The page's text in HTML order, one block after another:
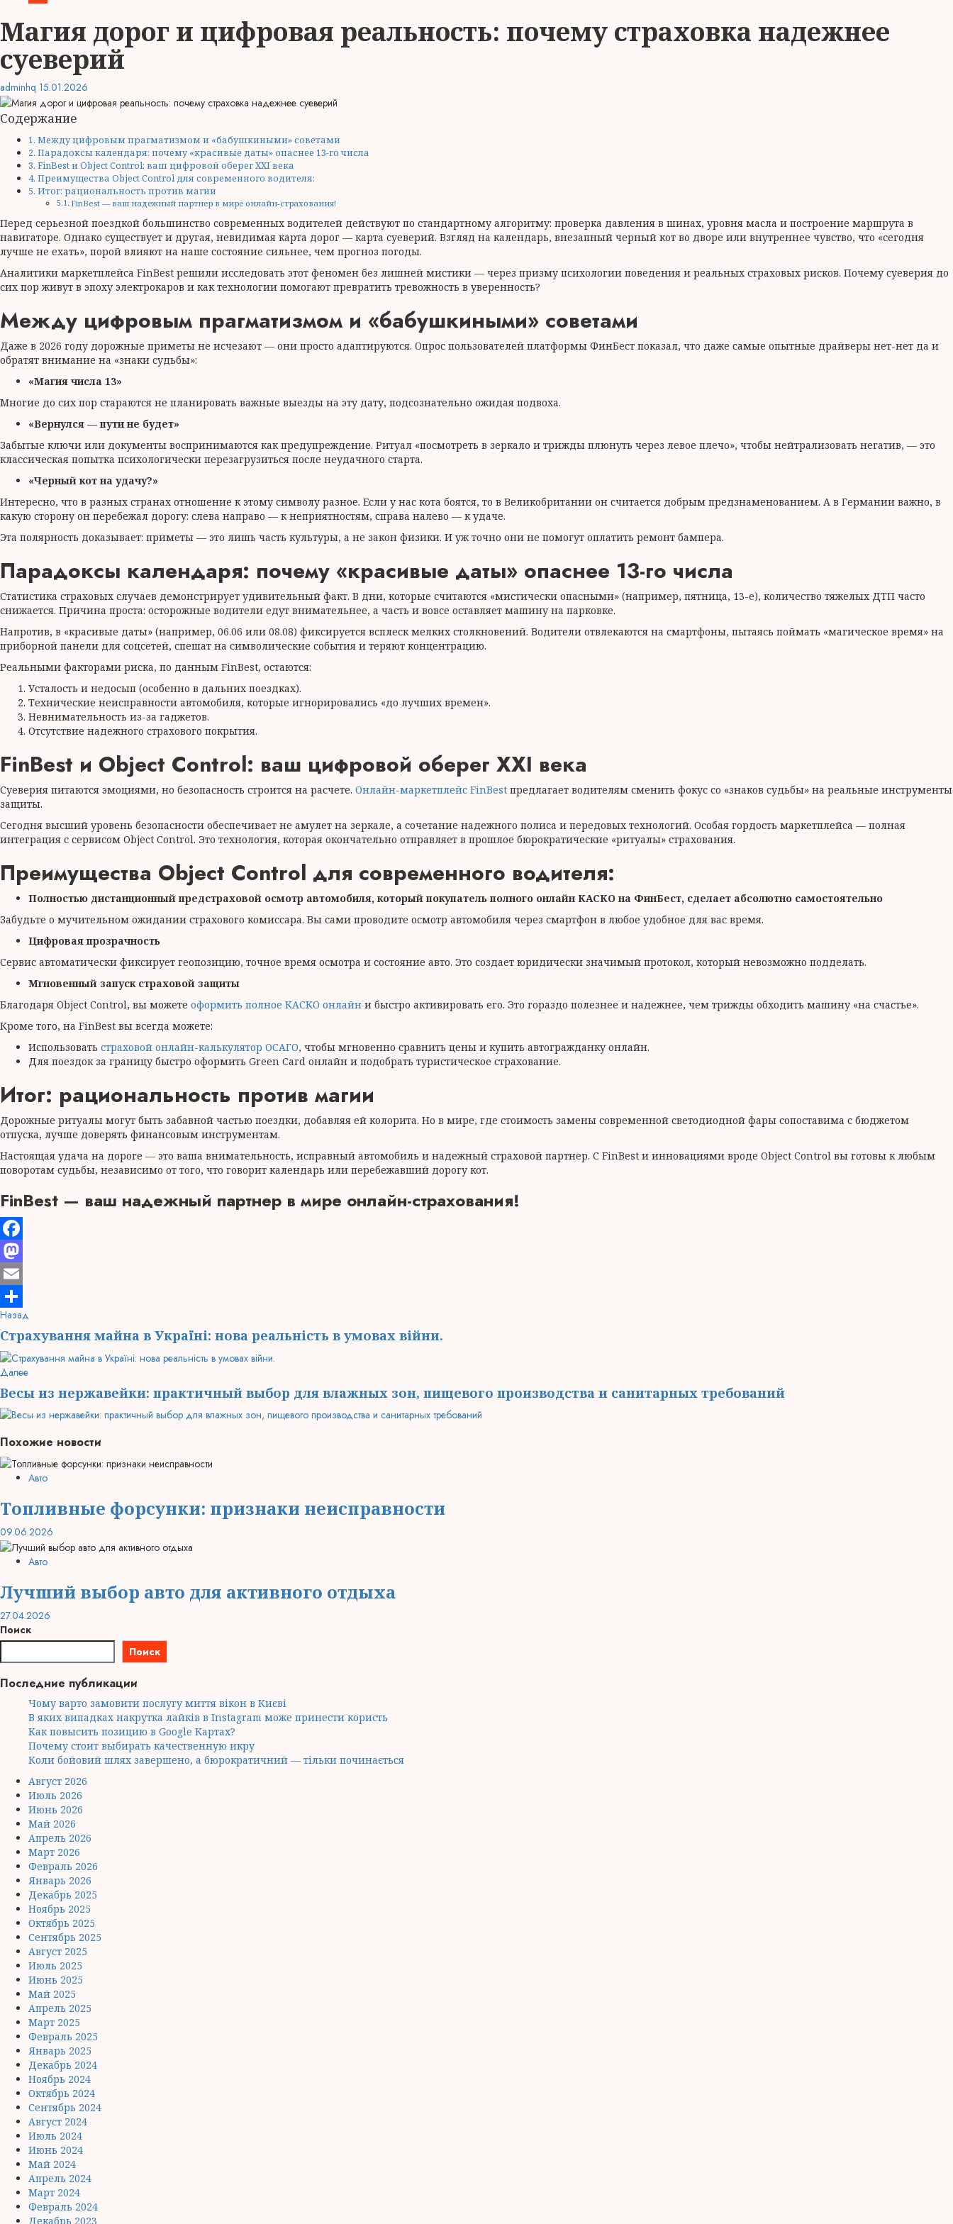
Магия дорог и цифровая реальность: почему страховка надежнее
суеверий
adminhq 15.01.2026
Содержание
Между цифровым прагматизмом и «бабушкиными» советами
Парадоксы календаря: почему «красивые даты» опаснее 13-го числа
FinBest и Object Control: ваш цифровой оберег XXI века
Преимущества Object Control для современного водителя:
Итог: рациональность против магии
FinBest — ваш надежный партнер в мире онлайн-страхования!
Перед серьезной поездкой большинство современных водителей действуют по стандартному алгоритму: проверка давления в шинах, уровня масла и построение маршрута в
навигаторе. Однако существует и другая, невидимая карта дорог — карта суеверий. Взгляд на календарь, внезапный черный кот во дворе или внутреннее чувство, что «сегодня
лучше не ехать», порой влияют на наше состояние сильнее, чем прогноз погоды.
Аналитики маркетплейса FinBest решили исследовать этот феномен без лишней мистики — через призму психологии поведения и реальных страховых рисков. Почему суеверия до
сих пор живут в эпоху электрокаров и как технологии помогают превратить тревожность в уверенность?
Между цифровым прагматизмом и «бабушкиными» советами
Даже в 2026 году дорожные приметы не исчезают — они просто адаптируются. Опрос пользователей платформы ФинБест показал, что даже самые опытные драйверы нет-нет да и
обратят внимание на «знаки судьбы»:
«Магия числа 13»
Многие до сих пор стараются не планировать важные выезды на эту дату, подсознательно ожидая подвоха.
«Вернулся — пути не будет»
Забытые ключи или документы воспринимаются как предупреждение. Ритуал «посмотреть в зеркало и трижды плюнуть через левое плечо», чтобы нейтрализовать негатив, — это
классическая попытка психологически перезагрузиться после неудачного старта.
«Черный кот на удачу?»
Интересно, что в разных странах отношение к этому символу разное. Если у нас кота боятся, то в Великобритании он считается добрым предзнаменованием. А в Германии важно, в
какую сторону он перебежал дорогу: слева направо — к неприятностям, справа налево — к удаче.
Эта полярность доказывает: приметы — это лишь часть культуры, а не закон физики. И уж точно они не помогут оплатить ремонт бампера.
Парадоксы календаря: почему «красивые даты» опаснее 13-го числа
Статистика страховых случаев демонстрирует удивительный факт. В дни, которые считаются «мистически опасными» (например, пятница, 13-е), количество тяжелых ДТП часто
снижается. Причина проста: осторожные водители едут внимательнее, а часть и вовсе оставляет машину на парковке.
Напротив, в «красивые даты» (например, 06.06 или 08.08) фиксируется всплеск мелких столкновений. Водители отвлекаются на смартфоны, пытаясь поймать «магическое время» на
приборной панели для соцсетей, спешат на символические события и теряют концентрацию.
Реальными факторами риска, по данным FinBest, остаются:
Усталость и недосып (особенно в дальних поездках).
Технические неисправности автомобиля, которые игнорировались «до лучших времен».
Невнимательность из-за гаджетов.
Отсутствие надежного страхового покрытия.
FinBest и Object Control: ваш цифровой оберег XXI века
Суеверия питаются эмоциями, но безопасность строится на расчете. Онлайн-маркетплейс FinBest предлагает водителям сменить фокус со «знаков судьбы» на реальные инструменты
защиты.
Сегодня высший уровень безопасности обеспечивает не амулет на зеркале, а сочетание надежного полиса и передовых технологий. Особая гордость маркетплейса — полная
интеграция с сервисом Object Control. Это технология, которая окончательно отправляет в прошлое бюрократические «ритуалы» страхования.
Преимущества Object Control для современного водителя:
Полностью дистанционный предстраховой осмотр автомобиля, который покупатель полного онлайн КАСКО на ФинБест, сделает абсолютно самостоятельно
Забудьте о мучительном ожидании страхового комиссара. Вы сами проводите осмотр автомобиля через смартфон в любое удобное для вас время.
Цифровая прозрачность
Сервис автоматически фиксирует геопозицию, точное время осмотра и состояние авто. Это создает юридически значимый протокол, который невозможно подделать.
Мгновенный запуск страховой защиты
Благодаря Object Control, вы можете оформить полное КАСКО онлайн и быстро активировать его. Это гораздо полезнее и надежнее, чем трижды обходить машину «на счастье».
Кроме того, на FinBest вы всегда можете:
Использовать страховой онлайн-калькулятор ОСАГО, чтобы мгновенно сравнить цены и купить автогражданку онлайн.
Для поездок за границу быстро оформить Green Card онлайн и подобрать туристическое страхование.
Итог: рациональность против магии
Дорожные ритуалы могут быть забавной частью поездки, добавляя ей колорита. Но в мире, где стоимость замены современной светодиодной фары сопоставима с бюджетом
отпуска, лучше доверять финансовым инструментам.
Настоящая удача на дороге — это ваша внимательность, исправный автомобиль и надежный страховой партнер. С FinBest и инновациями вроде Object Control вы готовы к любым
поворотам судьбы, независимо от того, что говорит календарь или перебежавший дорогу кот.
FinBest — ваш надежный партнер в мире онлайн-страхования!
Facebook
Mastodon
Email
Отправить
Продолжить
чтение
Назад
Страхування майна в Україні: нова реальність в умовах війни.
ДалееСледующая
Весы из нержавейки: практичный выбор для влажных зон, пищевого производства и санитарных требований
Похожие новости
Авто
Топливные форсунки: признаки неисправности
09.06.2026
Авто
Лучший выбор авто для активного отдыха
27.04.2026
Поиск
Поиск
Последние публикации
Чому варто замовити послугу миття вікон в Києві
В яких випадках накрутка лайків в Instagram може принести користь
Как повысить позицию в Google Картах?
Почему стоит выбирать качественную икру
Коли бойовий шлях завершено, а бюрократичний — тільки починається
Август 2026
Июль 2026
Июнь 2026
Май 2026
Апрель 2026
Март 2026
Февраль 2026
Январь 2026
Декабрь 2025
Ноябрь 2025
Октябрь 2025
Сентябрь 2025
Август 2025
Июль 2025
Июнь 2025
Май 2025
Апрель 2025
Март 2025
Февраль 2025
Январь 2025
Декабрь 2024
Ноябрь 2024
Октябрь 2024
Сентябрь 2024
Август 2024
Июль 2024
Июнь 2024
Май 2024
Апрель 2024
Март 2024
Февраль 2024
Декабрь 2023